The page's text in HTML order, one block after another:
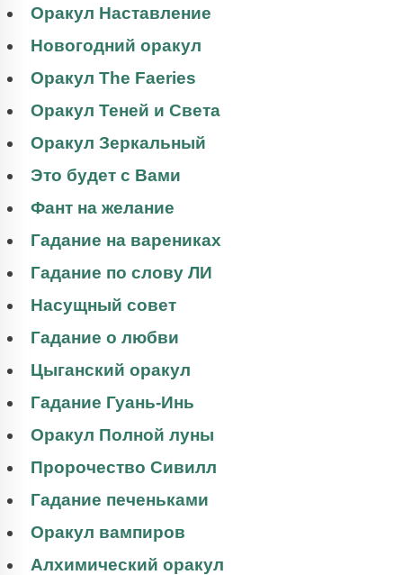
Оракул Наставление
Новогодний оракул
Оракул The Faeries
Оракул Теней и Света
Оракул Зеркальный
Это будет с Вами
Фант на желание
Гадание на варениках
Гадание по слову ЛИ
Насущный совет
Гадание о любви
Цыганский оракул
Гадание Гуань-Инь
Оракул Полной луны
Пророчество Сивилл
Гадание печеньками
Оракул вампиров
Алхимический оракул